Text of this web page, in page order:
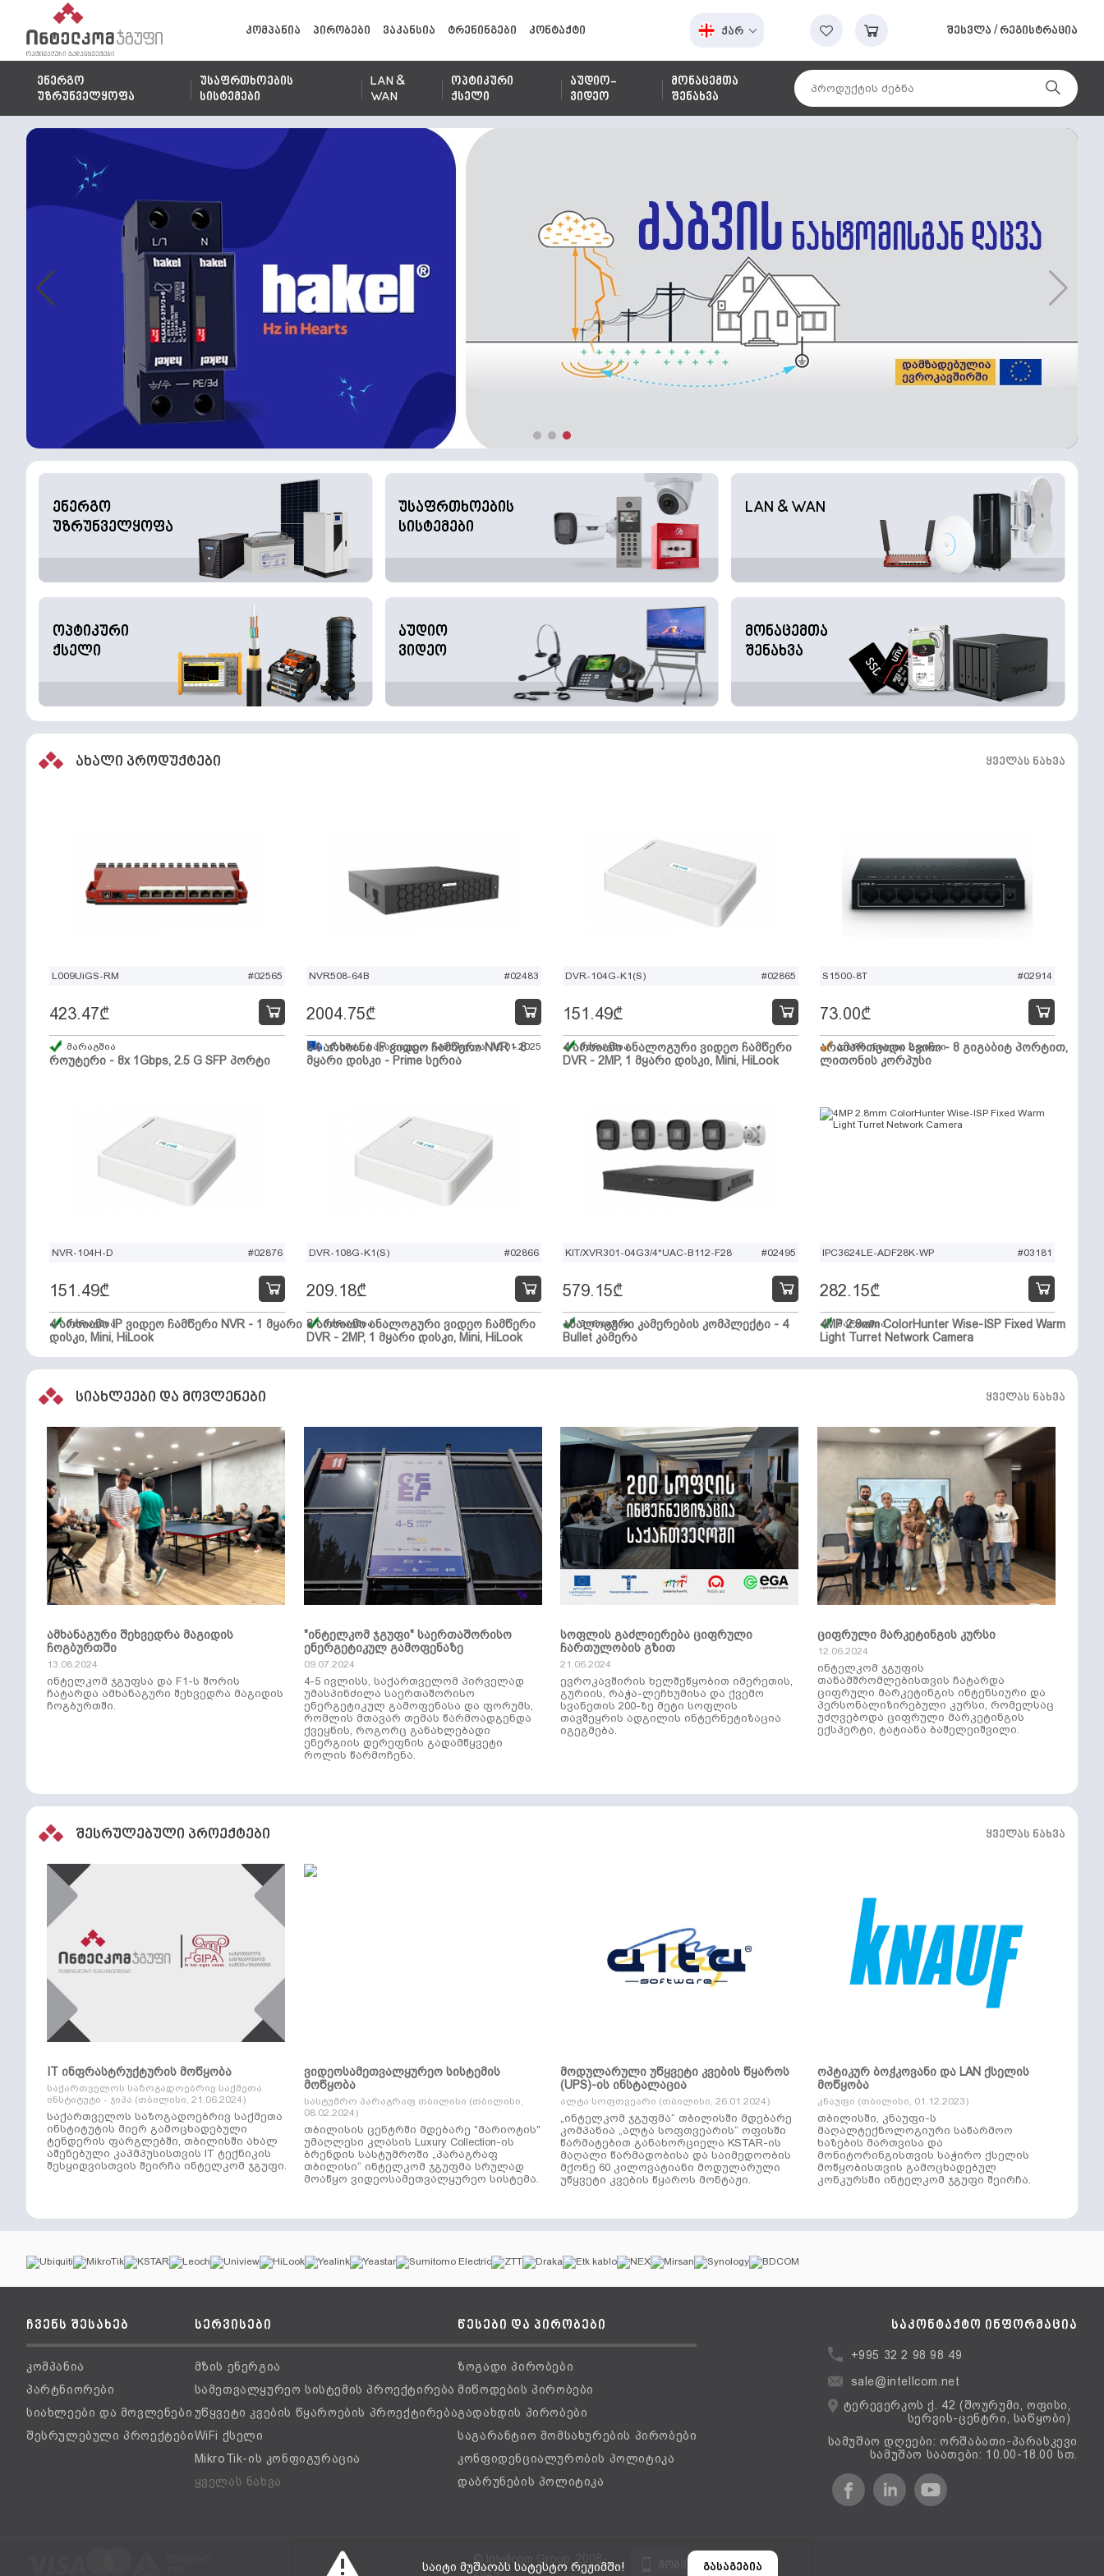
კომპანია პირობები ვაკანსია ტრენინგები კონტაქტი ქარ შესვლა / რეგისტრაცია
ენერგო
უზრუნველყოფა
უსაფრთხოების
სისტემები
LAN &
WAN
ოპტიკური
ქსელი
აუდიო-
ვიდეო
მონაცემთა
შენახვა
ენერგო
უზრუნველყოფა
უსაფრთხოების
სისტემები
LAN & WAN
ოპტიკური
ქსელი
აუდიო
ვიდეო
მონაცემთა
შენახვა
ახალი პროდუქტები ყველას ნახვა
L009UiGS-RM #02565
როუტერი - 8x 1Gbps, 2.5 G SFP პორტი
423.47₾
მარაგშია
NVR508-64B #02483
64 არხიანი IP ვიდეო ჩამწერი NVR - 8
მყარი დისკი - Prime სერია
2004.75₾
გზაშია, სავარაუდო ჩამოსვლა: 10.01.2025
DVR-104G-K1(S) #02865
4 არხიანი ანალოგური ვიდეო ჩამწერი
DVR - 2MP, 1 მყარი დისკი, Mini, HiLook
151.49₾
მარაგშია
S1500-8T #02914
არამართვადი სვიჩი - 8 გიგაბიტ პორტით,
ლითონის კორპუსი
73.00₾
დარჩენილია 2 ცალი
NVR-104H-D #02876
4 არხიანი IP ვიდეო ჩამწერი NVR - 1 მყარი
დისკი, Mini, HiLook
151.49₾
მარაგშია
DVR-108G-K1(S) #02866
8 არხიანი ანალოგური ვიდეო ჩამწერი
DVR - 2MP, 1 მყარი დისკი, Mini, HiLook
209.18₾
მარაგშია
KIT/XVR301-04G3/4*UAC-B112-F28 #02495
ანალოგური კამერების კომპლექტი - 4
Bullet კამერა
579.15₾
მარაგშია
IPC3624LE-ADF28K-WP #03181
4MP 2.8mm ColorHunter Wise-ISP Fixed Warm
Light Turret Network Camera
282.15₾
მარაგშია
სიახლეები და მოვლენები ყველას ნახვა
ამხანაგური შეხვედრა მაგიდის
ჩოგბურთში
13.08.2024
ინტელკომ ჯგუფსა და F1-ს შორის
ჩატარდა ამხანაგური შეხვედრა მაგიდის
ჩოგბურთში.
"ინტელკომ ჯგუფი" საერთაშორისო
ენერგეტიკულ გამოფენაზე
09.07.2024
4-5 ივლისს, საქართველომ პირველად
უმასპინძილა საერთაშორისო
ენერგეტიკულ გამოფენასა და ფორუმს,
რომლის მთავარ თემას წარმოადგენდა
ქვეყნის, როგორც განახლებადი
ენერგიის დერეფნის გადამწყვეტი
როლის წარმოჩენა.
სოფლის გაძლიერება ციფრული
ჩართულობის გზით
21.06.2024
ევროკავშირის ხელშეწყობით იმერეთის,
გურიის, რაჭა-ლეჩხუმისა და ქვემო
სვანეთის 200-ზე მეტი სოფლის
თავშეყრის ადგილის ინტერნეტიზაცია
იგეგმება.
ციფრული მარკეტინგის კურსი
12.06.2024
ინტელკომ ჯგუფის
თანამშრომლებისთვის ჩატარდა
ციფრული მარკეტინგის ინტენსიური და
პერსონალიზირებული კურსი, რომელსაც
უძღვებოდა ციფრული მარკეტინგის
ექსპერტი, ტატიანა ბაშელეიშვილი.
შესრულებული პროექტები ყველას ნახვა
IT ინფრასტრუქტურის მოწყობა
საქართველოს საზოგადოებრივ საქმეთა
ინსტიტუტი - ჯიპა (თბილისი, 21.06.2024)
საქართველოს საზოგადოებრივ საქმეთა
ინსტიტუტის მიერ გამოცხადებული
ტენდერის ფარგლებში, თბილისში ახალ
აშენებული კაპმპუსისთვის IT ტექნიკის
შესყიდვისთვის შეირჩა ინტელკომ ჯგუფი.
ვიდეოსამეთვალყურეო სისტემის
მოწყობა
სასტუმრო პარაგრაფ თბილისი (თბილისი,
08.02.2024)
თბილისის ცენტრში მდებარე "მარიოტის"
უმაღლესი კლასის Luxury Collection-ის
ბრენდის სასტუმროში „პარაგრაფ
თბილისი“ ინტელკომ ჯგუფმა სრულად
მოაწყო ვიდეოსამეთვალყურეო სისტემა.
მოდულარული უწყვეტი კვების წყაროს
(UPS)-ის ინსტალაცია
ალტა სოფთვეარი (თბილისი, 26.01.2024)
„ინტელკომ ჯგუფმა“ თბილისში მდებარე
კომპანია „ალტა სოფთვეარის“ ოფისში
წარმატებით განახორციელა KSTAR-ის
მაღალი წარმადობისა და საიმედოობის
მქონე 60 კილოვატიანი მოდულარული
უწყვეტი კვების წყაროს მონტაჟი.
ოპტიკურ ბოჭკოვანი და LAN ქსელის
მოწყობა
კნაუფი (თბილისი, 01.12.2023)
თბილისში, კნაუფი-ს
მაღალტექნოლოგიური საწარმოო
ხაზების მართვისა და
მონიტორინგისთვის საჭირო ქსელის
მოწყობისთვის გამოცხადებულ
კონკურსში ინტელკომ ჯგუფი შეირჩა.
ჩვენს შესახებ
კომპანია
პარტნიორები
სიახლეები და მოვლენები
შესრულებული პროექტები
სერვისები
მზის ენერგია
სამეთვალყურეო სისტემის პროექტირება
უწყვეტი კვების წყაროების პროექტირება
WiFi ქსელი
MikroTik-ის კონფიგურაცია
ყველას ნახვა
წესები და პირობები
ზოგადი პირობები
მიწოდების პირობები
გადახდის პირობები
საგარანტიო მომსახურების პირობები
კონფიდენციალურობის პოლიტიკა
დაბრუნების პოლიტიკა
საკონტაქტო ინფორმაცია
+995 32 2 98 98 49
sale@intellcom.net
ტერევერკოს ქ. 42 (შოურუმი, ოფისი,
სერვის-ცენტრი, საწყობი)
სამუშაო დღეები: ორშაბათი-პარასკევი
სამუშაო საათები: 10.00-18.00 სთ.
2024
მობილური ვერსია
საიტი მუშაობს სატესტო რეჟიმში! გასაგებია